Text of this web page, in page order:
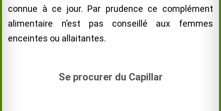
connue à ce jour. Par prudence ce complément
alimentaire n’est pas conseillé aux femmes
enceintes ou allaitantes.
Se procurer du Capillar